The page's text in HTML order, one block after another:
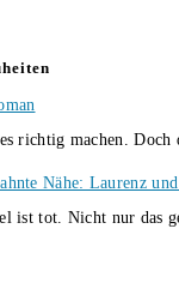
richtig machen.
Nähe: Laurenz
ist tot. Nicht nur das